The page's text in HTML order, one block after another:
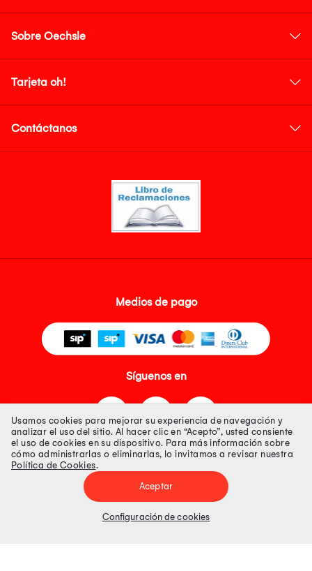
Sobre Oechsle
Tarjeta oh!
Contáctanos
Medios de pago
Síguenos en
Tienda 100% Segura
Tiendas Peruanas S.A. R.U.C. Nº 20493020618. Todos los derechos
Precios disponibles solo en www.oechsle.pe. Precios online publicados
Usamos cookies para mejorar su experiencia de navegación y
analizar el uso del sitio. Al hacer clic en “Acepto”, usted consiente
el uso de cookies en su dispositivo. Para más información sobre
cómo administrarlas o eliminarlas, lo invitamos a revisar nuestra
Política de Cookies.
Aceptar
Configuración de cookies